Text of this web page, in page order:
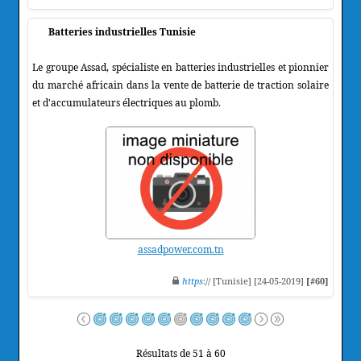
Batteries industrielles Tunisie
Le groupe Assad, spécialiste en batteries industrielles et pionnier
du marché africain dans la vente de batterie de traction solaire
et d'accumulateurs électriques au plomb.
assadpower.com.tn
https:// [Tunisie] [24-05-2019] [#60]
Résultats de 51 à 60